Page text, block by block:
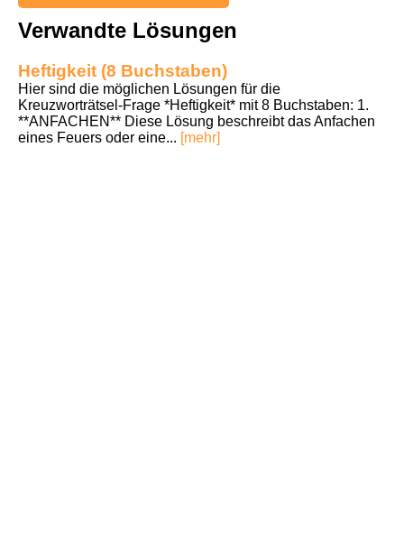
Verwandte Lösungen
Heftigkeit (8 Buchstaben)
Hier sind die möglichen Lösungen für die
Kreuzworträtsel-Frage *Heftigkeit* mit 8 Buchstaben: 1.
**ANFACHEN** Diese Lösung beschreibt das Anfachen
eines Feuers oder eine... [mehr]